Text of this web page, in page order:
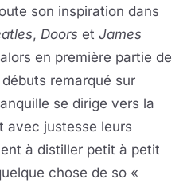
son inspiration dans
, Doors et James
en première partie de
remarqué sur
se dirige vers la
avec justesse leurs
à distiller petit à petit
chose de so «